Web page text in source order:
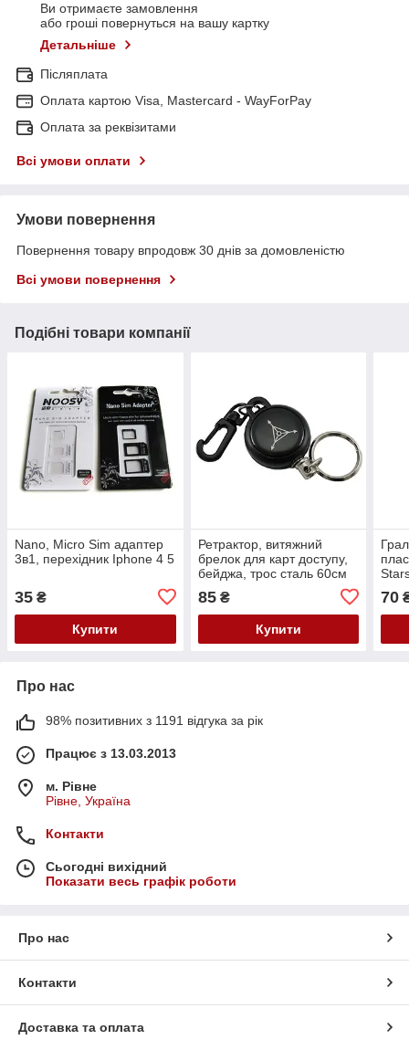
Ви отримаєте замовлення
або гроші повернуться на вашу картку
Детальніше
Післяплата
Оплата картою Visa, Mastercard - WayForPay
Оплата за реквізитами
Всі умови оплати
Умови повернення
Повернення товару впродовж 30 днів за домовленістю
Всі умови повернення
Подібні товари компанії
Nano, Micro Sim адаптер
3в1, перехідник Iphone 4 5
35 ₴
Купити
Ретрактор, витяжний
брелок для карт доступу,
бейджа, трос сталь 60см
85₴
Купити
70
Про нас
98% позитивних з 1191 відгука за рік
Працює з 13.03.2013
м. Рівне
Рівне, Україна
Контакти
Сьогодні вихідний
Показати весь графік роботи
Про нас
Контакти
Доставка та оплата